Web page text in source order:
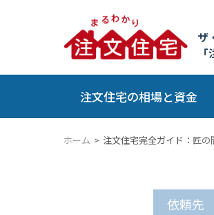
ザ
注文住宅の相場と資金
ホーム 注文住宅完全ガイド： 匠の
依頼先